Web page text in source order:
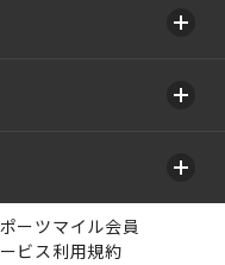
ーツマイル会員
ビス利用規約